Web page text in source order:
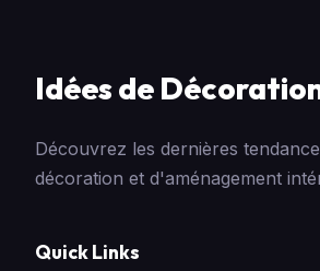
Idées de
Découvrez les dernières
décoration et d'aménagement
Quick Links